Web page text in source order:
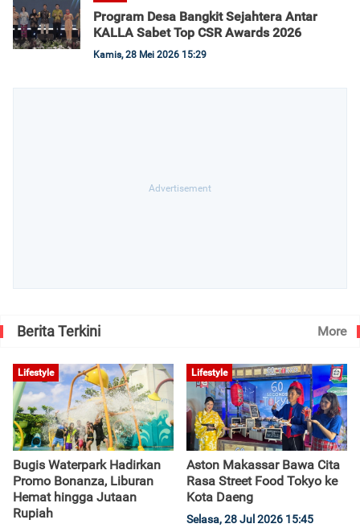
Program Desa Bangkit Sejahtera Antar
KALLA Sabet Top CSR Awards 2026
Kamis, 28 Mei 2026 15:29
Berita Terkini More
Lifestyle
Bugis Waterpark Hadirkan
Promo Bonanza, Liburan
Hemat hingga Jutaan
Rupiah
Lifestyle
Aston Makassar Bawa Cita
Rasa Street Food Tokyo ke
Kota Daeng
Selasa, 28 Jul 2026 15:45